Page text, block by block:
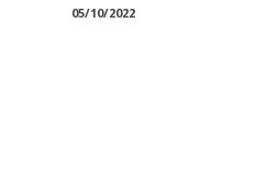
05/10/2022